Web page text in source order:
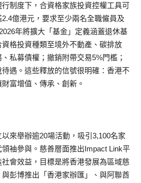
制度下，合資格家族投資控權工具可
億港元，要求至少兩名全職僱員及
年將擴大「基金」定義涵蓋退休基
格投資種類至境外不動產、碳排放
私募債權；撤銷附帶交易5%門檻；
遇。這些釋放的信號很明確：香港不
富增值、傳承、創新。
來舉辦逾20場活動，吸引3,100名家
袖參與。慈善層面推出Impact Link平
會效益，目標是將香港發展為區域慈
彭博推出「香港家辦匯」、與阿聯酋